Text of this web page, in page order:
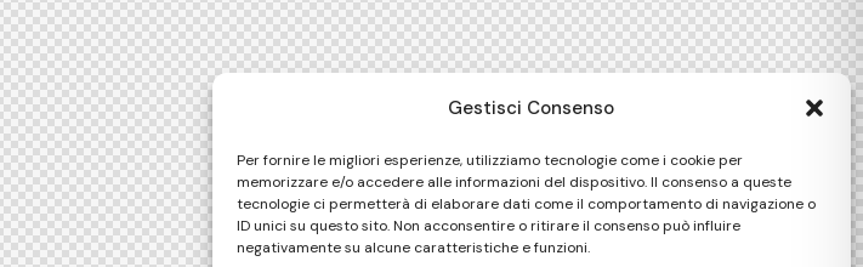
Gestisci Consenso
Per fornire le migliori esperienze, utilizziamo tecnologie come i cookie per
memorizzare e/o accedere alle informazioni del dispositivo. Il consenso a queste
tecnologie ci permetterà di elaborare dati come il comportamento di navigazione o
ID unici su questo sito. Non acconsentire o ritirare il consenso può influire
negativamente su alcune caratteristiche e funzioni.